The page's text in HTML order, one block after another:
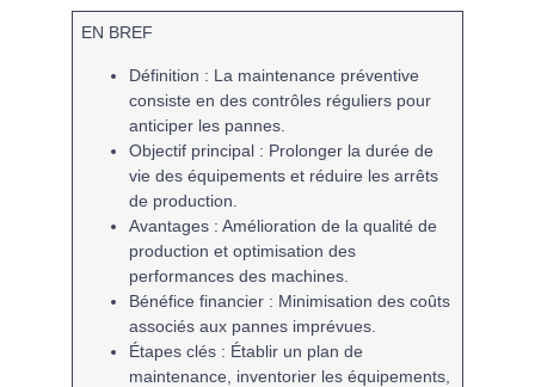
EN BREF
Définition : La maintenance préventive
consiste en des contrôles réguliers pour
anticiper les pannes.
Objectif principal : Prolonger la durée de
vie des équipements et réduire les arrêts
de production.
Avantages : Amélioration de laqualité de
production et optimisation des
performances des machines.
Bénéfice financier : Minimisation descoûts
associés aux pannes imprévues.
Étapes clés : Établir un plan de
maintenance, inventorier les équipements,